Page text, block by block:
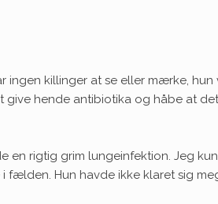
ingen killinger at se eller mærke, hun
give hende antibiotika og håbe at
en rigtig grim lungeinfektion. Jeg
fælden. Hun havde ikke klaret sig